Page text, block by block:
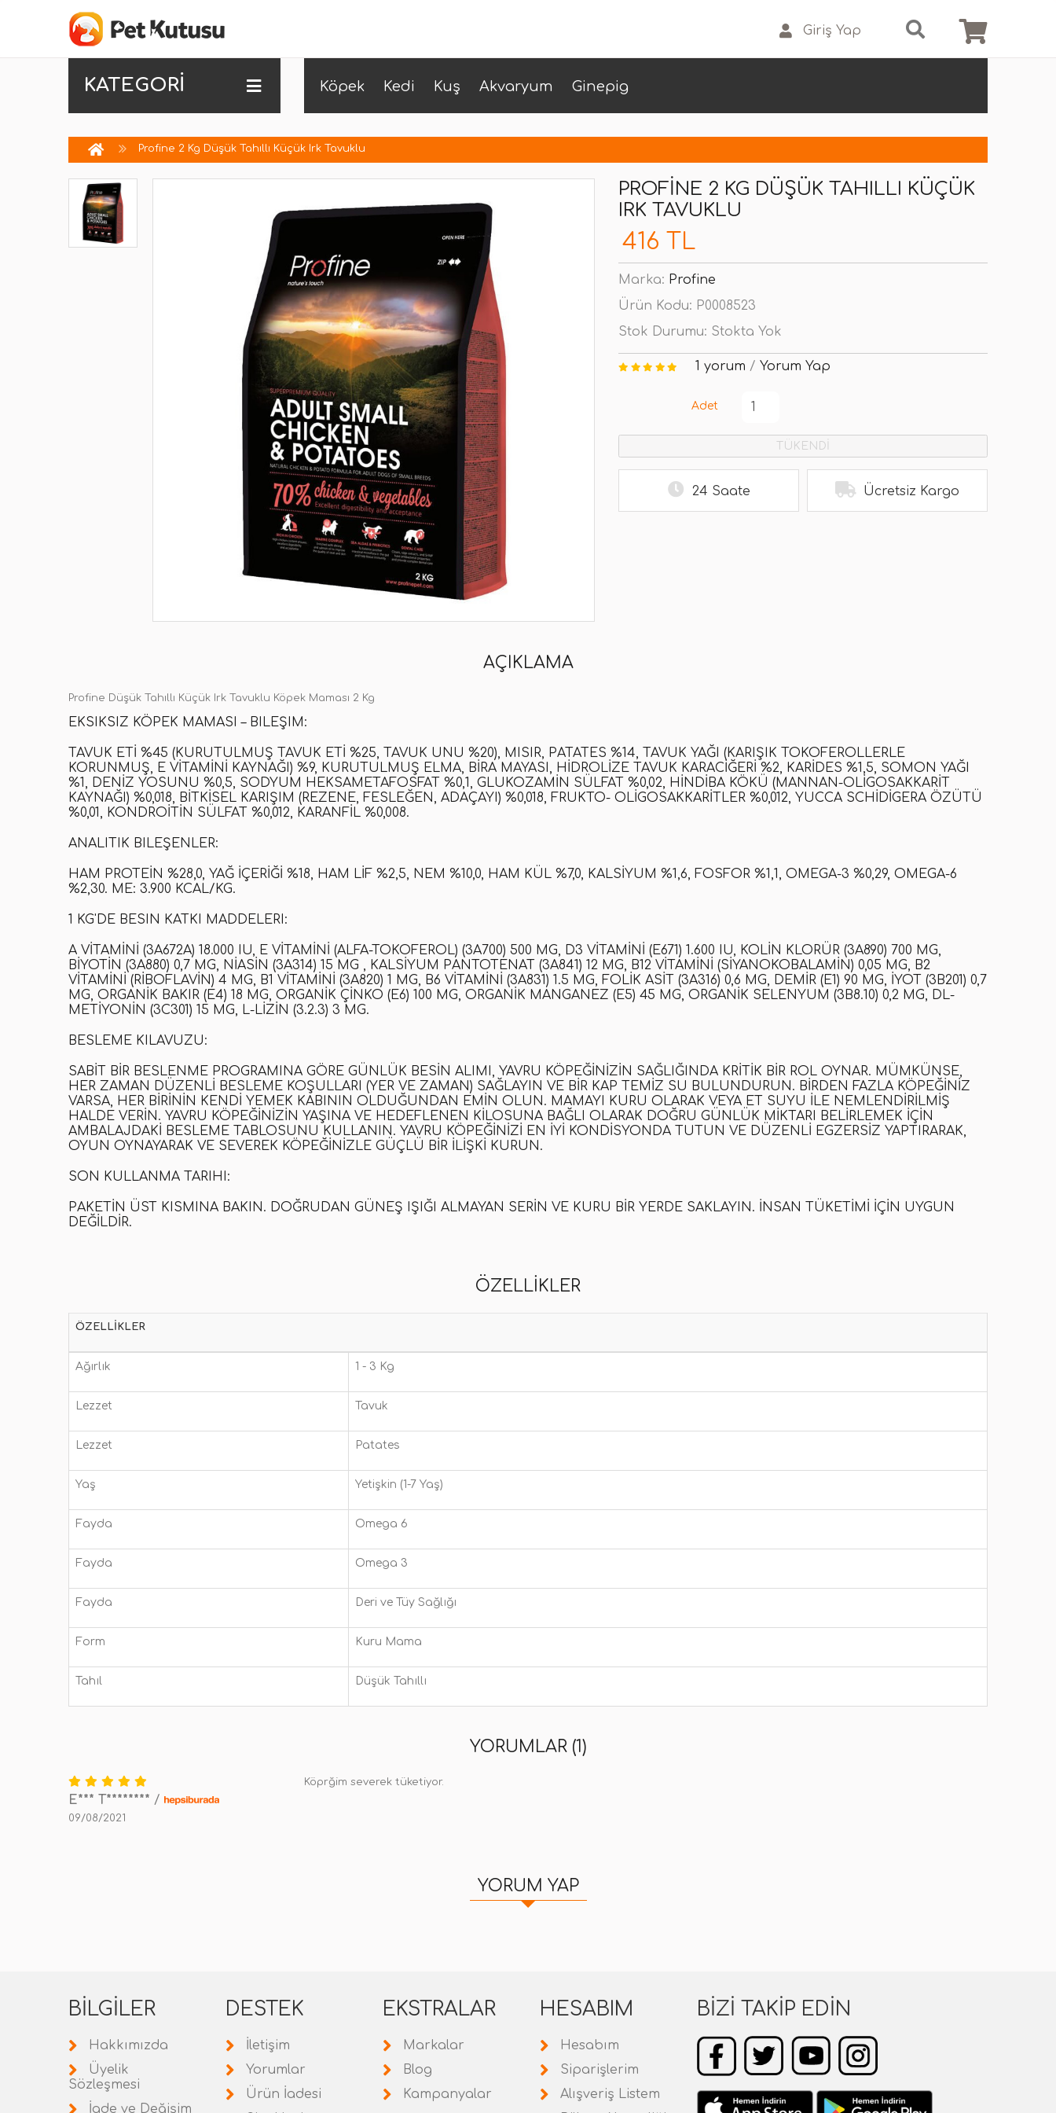
Giriş Yap
KATEGORİ Köpek Kedi Kuş Akvaryum Ginepig
Profine 2 Kg Düşük Tahıllı Küçük Irk Tavuklu
PROFINE 2 KG DÜŞÜK TAHILLI KÜÇÜK
IRK TAVUKLU
416 TL
Marka: Profine
Ürün Kodu: P0008523
Stok Durumu: Stokta Yok
1 yorum / Yorum Yap
Adet
TÜKENDİ
24 Saate Ücretsiz Kargo
AÇIKLAMA
Profine Düşük Tahıllı Küçük Irk Tavuklu Köpek Maması 2 Kg
EKSIKSIZ KÖPEK MAMASI – BILEŞIM:
TAVUK ETI %45 (KURUTULMUŞ TAVUK ETI %25, TAVUK UNU %20), MISIR, PATATES %14, TAVUK YAĞI (KARIŞIK TOKOFEROLLERLE
KORUNMUŞ, E VITAMINI KAYNAĞI) %9, KURUTULMUŞ ELMA, BIRA MAYASI, HIDROLIZE TAVUK KARACIĞERI %2, KARIDES %1,5, SOMON YAĞI
%1, DENIZ YOSUNU %0,5, SODYUM HEKSAMETAFOSFAT %0,1, GLUKOZAMIN SÜLFAT %0,02, HINDIBA KÖKÜ (MANNAN-OLIGOSAKKARIT
KAYNAĞI) %0,018, BITKISEL KARIŞIM (REZENE, FESLEĞEN, ADAÇAYI) %0,018, FRUKTO- OLIGOSAKKARITLER %0,012, YUCCA SCHIDIGERA ÖZÜTÜ
%0,01, KONDROITIN SÜLFAT %0,012, KARANFIL %0,008.
ANALITIK BILEŞENLER:
HAM PROTEIN %28,0, YAĞ IÇERIĞI %18, HAM LIF %2,5, NEM %10,0, HAM KÜL %7,0, KALSIYUM %1,6, FOSFOR %1,1, OMEGA-3 %0,29, OMEGA-6
%2,30. ME: 3.900 KCAL/KG.
1 KG'DE BESIN KATKI MADDELERI:
A VITAMINI (3A672A) 18.000 IU, E VITAMINI (ALFA-TOKOFEROL) (3A700) 500 MG, D3 VITAMINI (E671) 1.600 IU, KOLIN KLORÜR (3A890) 700 MG,
BIYOTIN (3A880) 0,7 MG, NIASIN (3A314) 15 MG , KALSIYUM PANTOTENAT (3A841) 12 MG, B12 VITAMINI (SIYANOKOBALAMIN) 0,05 MG, B2
VITAMINI (RIBOFLAVIN) 4 MG, B1 VITAMINI (3A820) 1 MG, B6 VITAMINI (3A831) 1.5 MG, FOLIK ASIT (3A316) 0,6 MG, DEMIR (E1) 90 MG, IYOT (3B201) 0,7
MG, ORGANIK BAKIR (E4) 18 MG, ORGANIK ÇINKO (E6) 100 MG, ORGANIK MANGANEZ (E5) 45 MG, ORGANIK SELENYUM (3B8.10) 0,2 MG, DL-
METIYONIN (3C301) 15 MG, L-LIZIN (3.2.3) 3 MG.
BESLEME KILAVUZU:
SABIT BIR BESLENME PROGRAMINA GÖRE GÜNLÜK BESIN ALIMI, YAVRU KÖPEĞINIZIN SAĞLIĞINDA KRITIK BIR ROL OYNAR. MÜMKÜNSE,
HER ZAMAN DÜZENLI BESLEME KOŞULLARI (YER VE ZAMAN) SAĞLAYIN VE BIR KAP TEMIZ SU BULUNDURUN. BIRDEN FAZLA KÖPEĞINIZ
VARSA, HER BIRININ KENDI YEMEK KABININ OLDUĞUNDAN EMIN OLUN. MAMAYI KURU OLARAK VEYA ET SUYU ILE NEMLENDIRILMIŞ
HALDE VERIN. YAVRU KÖPEĞINIZIN YAŞINA VE HEDEFLENEN KILOSUNA BAĞLI OLARAK DOĞRU GÜNLÜK MIKTARI BELIRLEMEK IÇIN
AMBALAJDAKI BESLEME TABLOSUNU KULLANIN. YAVRU KÖPEĞINIZI EN IYI KONDISYONDA TUTUN VE DÜZENLI EGZERSIZ YAPTIRARAK,
OYUN OYNAYARAK VE SEVEREK KÖPEĞINIZLE GÜÇLÜ BIR ILIŞKI KURUN.
SON KULLANMA TARIHI:
PAKETIN ÜST KISMINA BAKIN. DOĞRUDAN GÜNEŞ IŞIĞI ALMAYAN SERIN VE KURU BIR YERDE SAKLAYIN. İNSAN TÜKETIMI IÇIN UYGUN
DEĞILDIR.
ÖZELLIKLER
ÖZELLIKLER
Ağırlık 1 - 3 Kg
Lezzet Tavuk
Lezzet Patates
Yaş Yetişkin (1-7 Yaş)
Fayda Omega 6
Fayda Omega 3
Fayda Deri ve Tüy Sağlığı
Form Kuru Mama
Tahıl Düşük Tahıllı
YORUMLAR (1)
E*** T******** /
09/08/2021
Köprğim severek tüketiyor.
YORUM YAP
BILGILER
Hakkımızda
Üyelik
Sözleşmesi
İade ve Değişim
DESTEK
İletişim
Yorumlar
Ürün İadesi
EKSTRALAR
Markalar
Blog
Kampanyalar
HESABIM
Hesabım
Siparişlerim
Alışveriş Listem
BIZI TAKIP EDIN